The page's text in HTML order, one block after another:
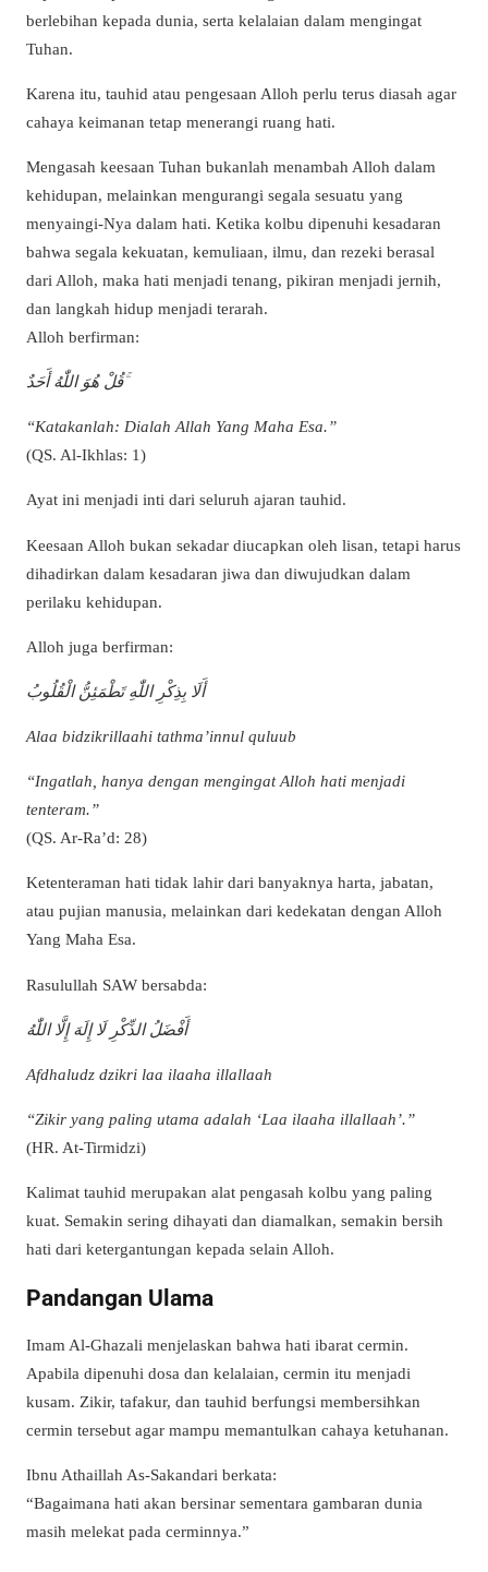
berlebihan kepada dunia, serta kelalaian dalam mengingat
Tuhan.
Karena itu, tauhid atau pengesaan Alloh perlu terus diasah agar
cahaya keimanan tetap menerangi ruang hati.
Mengasah keesaan Tuhan bukanlah menambah Alloh dalam
kehidupan, melainkan mengurangi segala sesuatu yang
menyaingi-Nya dalam hati. Ketika kolbu dipenuhi kesadaran
bahwa segala kekuatan, kemuliaan, ilmu, dan rezeki berasal
dari Alloh, maka hati menjadi tenang, pikiran menjadi jernih,
dan langkah hidup menjadi terarah.
Alloh berfirman:
قُلْ هُوَ اللّٰهُ أَحَدٌ ۚ
“Katakanlah: Dialah Allah Yang Maha Esa.”
(QS. Al-Ikhlas: 1)
Ayat ini menjadi inti dari seluruh ajaran tauhid.
Keesaan Alloh bukan sekadar diucapkan oleh lisan, tetapi harus
dihadirkan dalam kesadaran jiwa dan diwujudkan dalam
perilaku kehidupan.
Alloh juga berfirman:
أَلَا بِذِكْرِ اللّٰهِ تَطْمَئِنُّ الْقُلُوبُ
Alaa bidzikrillaahi tathma’innul quluub
“Ingatlah, hanya dengan mengingat Alloh hati menjadi
tenteram.”
(QS. Ar-Ra’d: 28)
Ketenteraman hati tidak lahir dari banyaknya harta, jabatan,
atau pujian manusia, melainkan dari kedekatan dengan Alloh
Yang Maha Esa.
Rasulullah SAW bersabda:
أَفْضَلُ الذِّكْرِ لَا إِلَهَ إِلَّا اللّٰهُ
Afdhaludz dzikri laa ilaaha illallaah
“Zikir yang paling utama adalah ‘Laa ilaaha illallaah’.”
(HR. At-Tirmidzi)
Kalimat tauhid merupakan alat pengasah kolbu yang paling
kuat. Semakin sering dihayati dan diamalkan, semakin bersih
hati dari ketergantungan kepada selain Alloh.
Pandangan Ulama
Imam Al-Ghazali menjelaskan bahwa hati ibarat cermin.
Apabila dipenuhi dosa dan kelalaian, cermin itu menjadi
kusam. Zikir, tafakur, dan tauhid berfungsi membersihkan
cermin tersebut agar mampu memantulkan cahaya ketuhanan.
Ibnu Athaillah As-Sakandari berkata:
“Bagaimana hati akan bersinar sementara gambaran dunia
masih melekat pada cerminnya.”